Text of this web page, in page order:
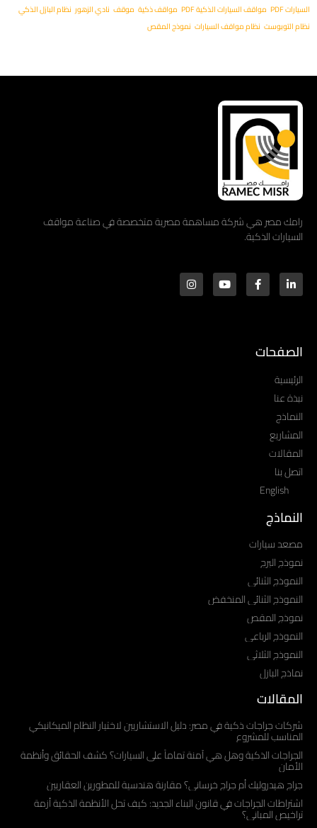
السيارات PDF
مواقف السيارات الذكية PDF مواقف ذكية موقف نادي الزهور نظام البازل الذكي
نظام التوبوست نظام مواقف السيارات نموذج المقص
رامك مصر هي شركة مساهمة مصرية متخصصة في صناعة مواقف
السيارات الذكية.
الصفحات
الرئيسية
نبذة عنا
النماذج
المشاريع
المقالات
اتصل بنا
English
النماذج
مصعد سيارات
نموذج البرج
النموذج الثنائي
النموذج الثنائي المنخفض
نموذج المقص
النموذج الرباعي
النموذج الثلاثي
نماذج البازل
المقالات
شركات جراجات ذكية في مصر: دليل الاستشاريين لاختيار النظام الميكانيكي
المناسب للمشروع
الجراجات الذكية وهل هي آمنة تماماً على السيارات؟ كشف الحقائق وأنظمة
الأمان
جراج هيدروليك أم جراج خرساني؟ مقارنة هندسية للمطورين العقاريين
اشتراطات الجراجات في قانون البناء الجديد: كيف تحل الأنظمة الذكية أزمة
تراخيص المباني؟